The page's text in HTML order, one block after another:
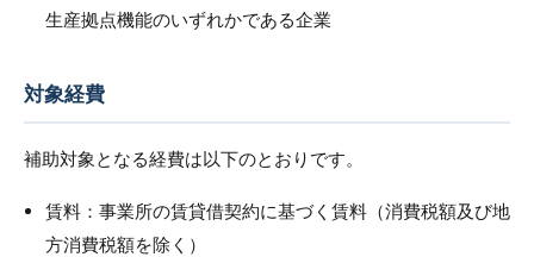
生産拠点機能のいずれかである企業
対象経費
補助対象となる経費は以下のとおりです。
賃料：事業所の賃貸借契約に基づく賃料（消費税額及び地
方消費税額を除く）